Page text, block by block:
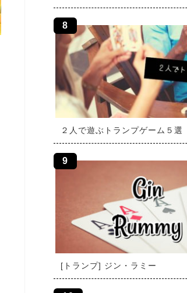
２人で遊ぶトランプゲーム５選
[トランプ] ジン・ラミー